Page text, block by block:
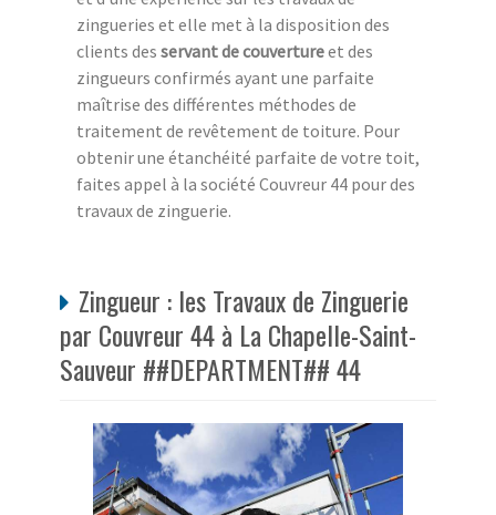
zingueries et elle met à la disposition des
clients des servant de couvertureet des
zingueurs confirmés ayant une parfaite
maîtrise des différentes méthodes de
traitement de revêtement de toiture. Pour
obtenir une étanchéité parfaite de votre toit,
faites appel à la société Couvreur 44 pour des
travaux de zinguerie.
Zingueur : les Travaux de Zinguerie
par Couvreur 44 à La Chapelle-Saint-
Sauveur ##DEPARTMENT## 44